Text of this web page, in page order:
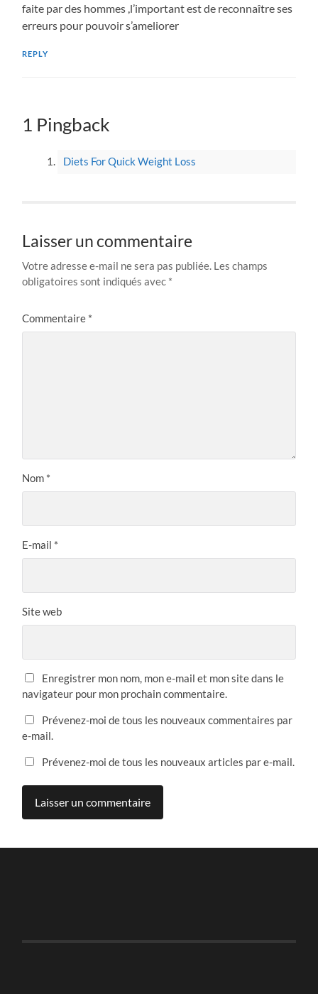
faite par des hommes ,l’important est de reconnaître ses
erreurs pour pouvoir s’ameliorer
REPLY
1 Pingback
Diets For Quick Weight Loss
Laisser un commentaire
Votre adresse e-mail ne sera pas publiée. Les champs
obligatoires sont indiqués avec *
Commentaire *
Nom *
E-mail *
Site web
Enregistrer mon nom, mon e-mail et mon site dans le
navigateur pour mon prochain commentaire.
Prévenez-moi de tous les nouveaux commentaires par
e-mail.
Prévenez-moi de tous les nouveaux articles par e-mail.